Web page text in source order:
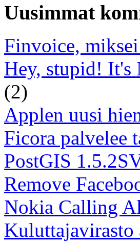
Uusimmat
Finvoice,
Hey, stupid! It's
(2)
Applen uusi
Ficora palvelee
PostGIS
Remove
Nokia Calling
Kuluttajavirasto